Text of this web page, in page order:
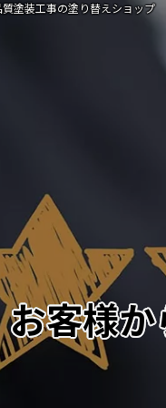
塗装工事の塗り替えショップ
お客様